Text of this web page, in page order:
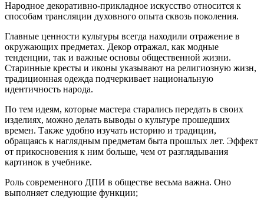
Народное декоративно-прикладное искусство относится к
способам трансляции духовного опыта сквозь поколения.
Главные ценности культуры всегда находили отражение в
окружающих предметах. Декор отражал, как модные
тенденции, так и важные основы общественной жизни.
Старинные кресты и иконы указывают на религиозную жизн,
традиционная одежда подчеркивает национальную
идентичность народа.
По тем идеям, которые мастера старались передать в своих
изделиях, можно делать выводы о культуре прошедших
времен. Также удобно изучать историю и традиции,
обращаясь к наглядным предметам быта прошлых лет. Эффект
от прикосновения к ним больше, чем от разглядывания
картинок в учебнике.
Роль современного ДПИ в обществе весьма важна. Оно
выполняет следующие функции;